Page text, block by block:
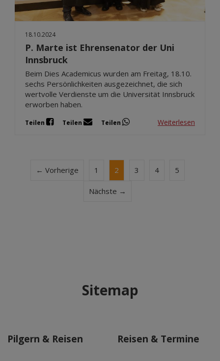
18.10.2024
P. Marte ist Ehrensenator der Uni
Innsbruck
Beim Dies Academicus wurden am Freitag, 18.10.
sechs Persönlichkeiten ausgezeichnet, die sich
wertvolle Verdienste um die Universität Innsbruck
erworben haben.
Teilen Teilen Teilen Weiterlesen
← Vorherige 1 2 3 4 5
Nächste →
Sitemap
Pilgern & Reisen Reisen & Termine